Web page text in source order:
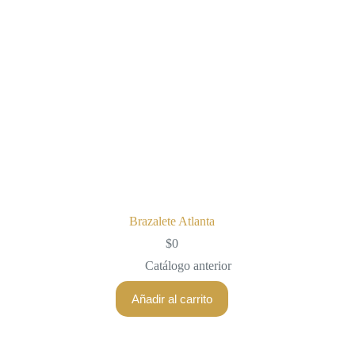
Brazalete Atlanta
$0
Catálogo anterior
Añadir al carrito